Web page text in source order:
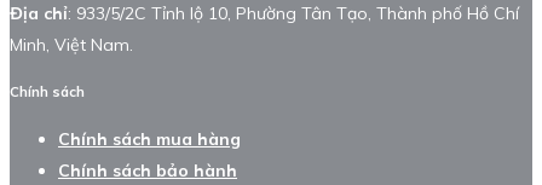
Địa chỉ: 933/5/2C Tỉnh lộ 10, Phường Tân Tạo, Thành phố Hồ Chí
Minh, Việt Nam.
Chính sách
Chính sách mua hàng
Chính sách bảo hành